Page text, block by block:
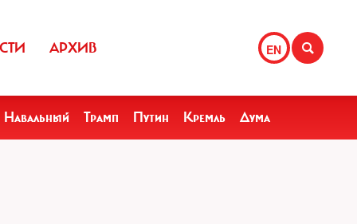
EN
АРХИВ
Навальный Трамп Путин Кремль Дума